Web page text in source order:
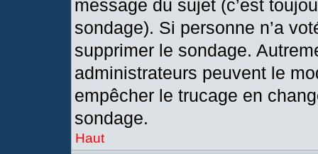
message du sujet (c’est
sondage). Si personne n’a
supprimer le sondage.
administrateurs peuvent le
empêcher le trucage en
sondage.
Haut